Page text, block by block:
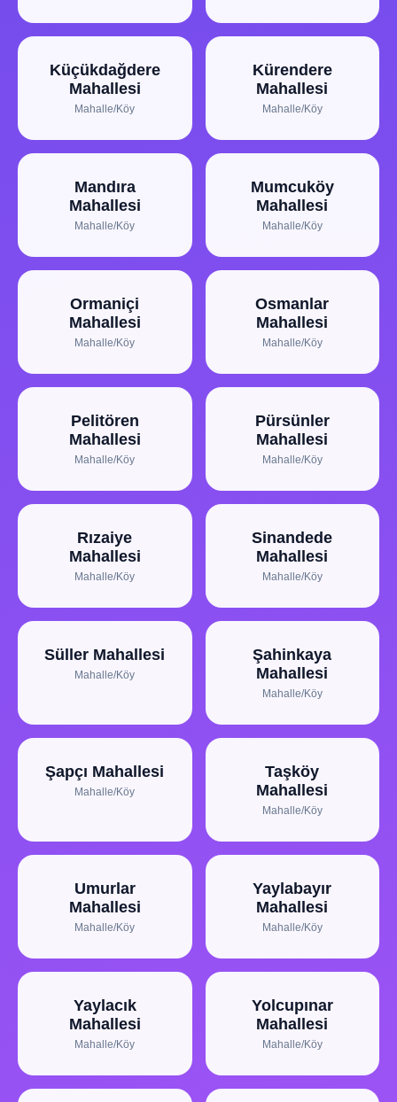
Küçükdağdere
Mahallesi
Mahalle/Köy
Kürendere
Mahallesi
Mahalle/Köy
Mandıra
Mahallesi
Mahalle/Köy
Mumcuköy
Mahallesi
Mahalle/Köy
Ormaniçi
Mahallesi
Mahalle/Köy
Osmanlar
Mahallesi
Mahalle/Köy
Pelitören
Mahallesi
Mahalle/Köy
Pürsünler
Mahallesi
Mahalle/Köy
Rızaiye
Mahallesi
Mahalle/Köy
Sinandede
Mahallesi
Mahalle/Köy
Süller Mahallesi
Mahalle/Köy
Şahinkaya
Mahallesi
Mahalle/Köy
Şapçı Mahallesi
Mahalle/Köy
Taşköy
Mahallesi
Mahalle/Köy
Umurlar
Mahallesi
Mahalle/Köy
Yaylabayır
Mahallesi
Mahalle/Köy
Yaylacık
Mahallesi
Mahalle/Köy
Yolcupınar
Mahallesi
Mahalle/Köy